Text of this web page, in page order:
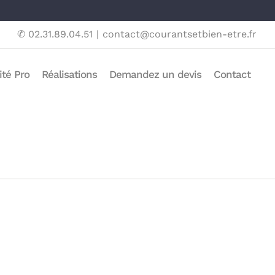
✆ 02.31.89.04.51 | contact@courantsetbien-etre.fr
Pro Réalisations Demandez un devis Contact